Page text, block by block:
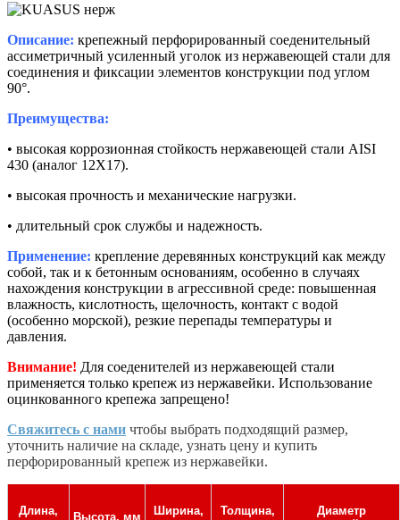
Описание: крепежный перфорированный соеденительный
ассиметричный усиленный уголок из нержавеющей стали для
соединения и фиксации элементов конструкции под углом
90°.
Преимущества:
• высокая коррозионная стойкость нержавеющей стали AISI
430 (аналог 12Х17).
• высокая прочность и механические нагрузки.
• длительный срок службы и надежность.
Применение: крепление деревянных конструкций как между
собой, так и к бетонным основаниям, особенно в случаях
нахождения конструкции в агрессивной среде: повышенная
влажность, кислотность, щелочность, контакт с водой
(особенно морской), резкие перепады температуры и
давления.
Внимание! Для соеденителей из нержавеющей стали
применяется только крепеж из нержавейки. Использование
оцинкованного крепежа запрещено!
Свяжитесь с нами чтобы выбрать подходящий размер,
уточнить наличие на складе, узнать цену и купить
перфорированный крепеж из нержавейки.
Длина,
Высота, мм
Ширина,
Толщина,
Диаметр